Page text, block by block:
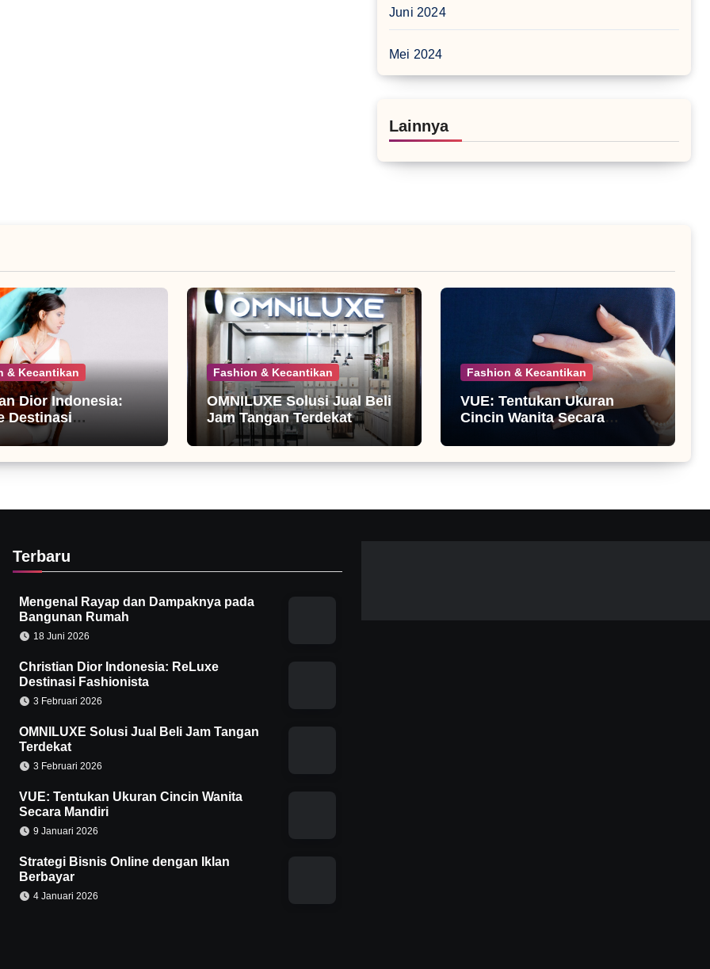
Juni 2024
Mei 2024
Lainnya
& Kecantikan
Dior Indonesia:
Destinasi
Fashion & Kecantikan
OMNILUXE Solusi Jual Beli
Jam Tangan Terdekat
Fashion & Kecantikan
VUE: Tentukan Ukuran
Cincin Wanita Secara
Terbaru
Mengenal Rayap dan Dampaknya pada
Bangunan Rumah
18 Juni 2026
Christian Dior Indonesia: ReLuxe
Destinasi Fashionista
3 Februari 2026
OMNILUXE Solusi Jual Beli Jam Tangan
Terdekat
3 Februari 2026
VUE: Tentukan Ukuran Cincin Wanita
Secara Mandiri
9 Januari 2026
Strategi Bisnis Online dengan Iklan
Berbayar
4 Januari 2026